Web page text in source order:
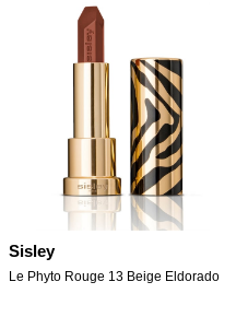
Sisley
Le Phyto Rouge 13 Beige Eldorado